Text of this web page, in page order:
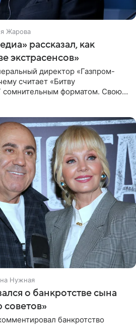
Жарова
рассказал, как
экстрасенсов»
директор «Газпром-
считает «Битву
сомнительным форматом. Свою
Нужная
о банкротстве сына
советов»
банкротство